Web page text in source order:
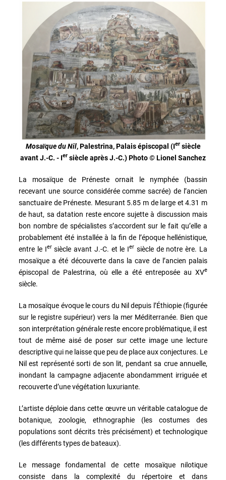
Mosaïque du Nil, Palestrina, Palais épiscopal (Iersiècle
avant J.-C. - Ier siècle après J.-C.) Photo©Lionel Sanchez
La mosaïque de Préneste ornait le nymphée (bassin
recevant une source considérée comme sacrée) de l’ancien
sanctuaire de Préneste. Mesurant 5.85 m de large et 4.31 m
de haut, sa datation reste encore sujette à discussion mais
bon nombre de spécialistes s’accordent sur le fait qu’elle a
probablement été installée à la fin de l’époque hellénistique,
entre le Iersiècle avant J.-C. et le Ier siècle de notre ère. La
mosaïque a été découverte dans la cave de l’ancien palais
épiscopal de Palestrina, où elle a été entreposée au XVe
siècle.
La mosaïque évoque le cours du Nil depuis l’Éthiopie (figurée
sur le registre supérieur) vers la mer Méditerranée. Bien que
son interprétation générale reste encore problématique, il est
tout de même aisé de poser sur cette image une lecture
descriptive qui ne laisse que peu de place aux conjectures. Le
Nil est représenté sorti de son lit, pendant sa crue annuelle,
inondant la campagne adjacente abondamment irriguée et
recouverte d’une végétation luxuriante.
L’artiste déploie dans cette œuvre un véritable catalogue de
botanique, zoologie, ethnographie (les costumes des
populations sont décrits très précisément) et technologique
(les différents types de bateaux).
Le message fondamental de cette mosaïque nilotique
consiste dans la complexité du répertoire et dans